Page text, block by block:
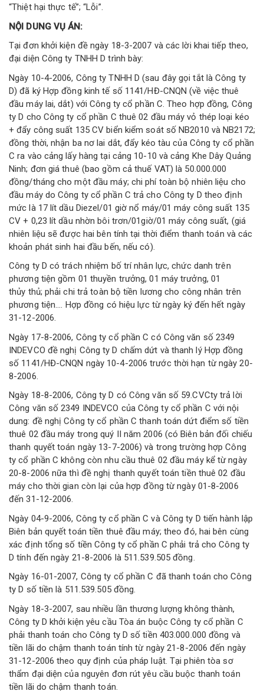
“Thiệt hại thực tế”; “Lỗi”.
NỘI DUNG VỤ ÁN:
Tại đơn khởi kiện đề ngày 18-3-2007 và các lời khai tiếp theo,
đại diện Công ty TNHH D trình bày:
Ngày 10-4-2006, Công ty TNHH D (sau đây gọi tắt là Công ty
D) đã ký Hợp đồng kinh tế số 1141/HĐ-CNQN (về việc thuê
đầu máy lai, dắt) với Công ty cổ phần C. Theo hợp đồng, Công
ty D cho Công ty cổ phần C thuê 02 đầu máy vỏ thép loại kéo
+ đẩy công suất 135 CV biển kiểm soát số NB2010 và NB2172;
đồng thời, nhận ba nơ lai dắt, đẩy kéo tàu của Công ty cổ phần
C ra vào cảng lấy hàng tại cảng 10-10 và cảng Khe Dây Quảng
Ninh; đơn giá thuê (bao gồm cả thuế VAT) là 50.000.000
đồng/tháng cho một đầu máy; chi phí toàn bộ nhiên liệu cho
đầu máy do Công ty cổ phần C trả cho Công ty D theo định
mức là 17 lít dầu Diezel/01 giờ nổ máy/01 máy công suất 135
CV + 0,23 lít dầu nhờn bôi trơn/01giờ/01 máy công suất, (giá
nhiên liệu sẽ được hai bên tính tại thời điểm thanh toán và các
khoản phát sinh hai đầu bến, nếu có).
Công ty D có trách nhiệm bố trí nhân lực, chức danh trên
phương tiện gồm 01 thuyền trưởng, 01 máy trưởng, 01
thủy thủ; phải chi trả toàn bộ tiền lương cho công nhân trên
phương tiện.... Hợp đồng có hiệu lực từ ngày ký đến hết ngày
31-12-2006.
Ngày 17-8-2006, Công ty cổ phần C có Công văn số 2349
INDEVCO đề nghị Công ty D chấm dứt và thanh lý Hợp đồng
số 1141/HĐ-CNQN ngày 10-4-2006 trước thời hạn từ ngày 20-
8-2006.
Ngày 18-8-2006, Công ty D có Công văn số 59.CVCty trả lời
Công văn số 2349 INDEVCO của Công ty cổ phần C với nội
dung: đề nghị Công ty cổ phần C thanh toán dứt điểm số tiền
thuê 02 đầu máy trong quý II năm 2006 (có Biên bản đối chiếu
thanh quyết toán ngày 13-7-2006) và trong trường hợp Công
ty cổ phần C không còn nhu cầu thuê 02 đầu máy kể từ ngày
20-8-2006 nữa thì đề nghị thanh quyết toán tiền thuê 02 đầu
máy cho thời gian còn lại của hợp đồng từ ngày 01-8-2006
đến 31-12-2006.
Ngày 04-9-2006, Công ty cổ phần C và Công ty D tiến hành lập
Biên bản quyết toán tiền thuê đầu máy; theo đó, hai bên cùng
xác định tổng số tiền Công ty cổ phần C phải trả cho Công ty
D tính đến ngày 21-8-2006 là 511.539.505 đồng.
Ngày 16-01-2007, Công ty cổ phần C đã thanh toán cho Công
ty D số tiền là 511.539.505 đồng.
Ngày 18-3-2007, sau nhiều lần thương lượng không thành,
Công ty D khởi kiện yêu cầu Tòa án buộc Công ty cổ phần C
phải thanh toán cho Công ty D số tiền 403.000.000 đồng và
tiền lãi do chậm thanh toán tính từ ngày 21-8-2006 đến ngày
31-12-2006 theo quy định của pháp luật. Tại phiên tòa sơ
thẩm đại diện của nguyên đơn rút yêu cầu buộc thanh toán
tiền lãi do chậm thanh toán.